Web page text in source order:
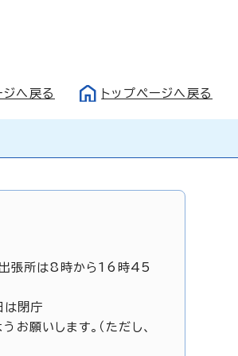
へ戻る トップページへ戻る
張所は8時から16時45
は閉庁
願いします。（ただし、